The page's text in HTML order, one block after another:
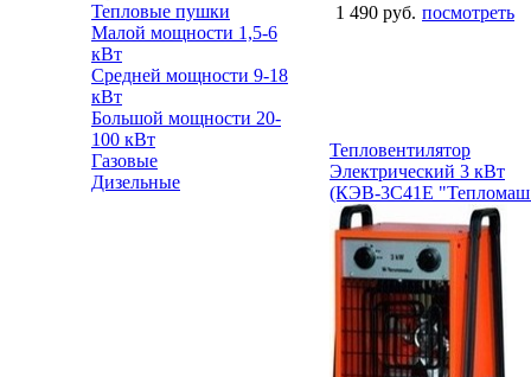
Тепловые пушки
Малой мощности 1,5-6
кВт
Средней мощности 9-18
кВт
Большой мощности 20-
100 кВт
Газовые
Дизельные
1 490 руб. посмотреть
Тепловентилятор
Электрический 3 кВт
(КЭВ-3С41Е